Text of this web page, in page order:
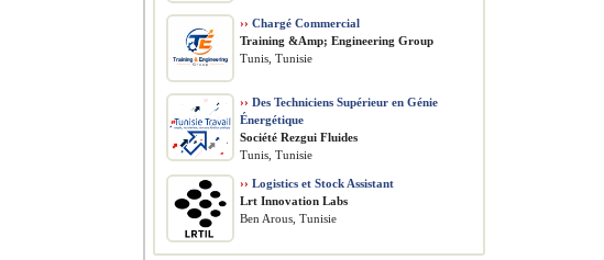
›› Chargé Commercial
Training &Amp; Engineering Group
Tunis, Tunisie
›› Des Techniciens Supérieur en Génie
Énergétique
Société Rezgui Fluides
Tunis, Tunisie
›› Logistics et Stock Assistant
Lrt Innovation Labs
Ben Arous, Tunisie